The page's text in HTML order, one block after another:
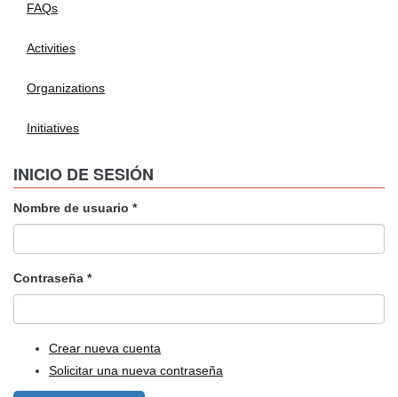
FAQs
Activities
Organizations
Initiatives
INICIO DE SESIÓN
Nombre de usuario *
Contraseña *
Crear nueva cuenta
Solicitar una nueva contraseña